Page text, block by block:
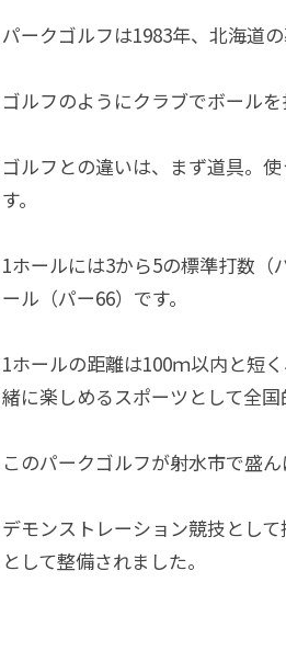
パークゴルフは1983年、北海道
ゴルフのようにクラブでボール
ゴルフとの違いは、まず道具。
す。
1ホールには3から5の標準打数（
ール（パー66）です。
1ホールの距離は100ｍ以内と短
緒に楽しめるスポーツとして全国
このパークゴルフが射水市で盛
デモンストレーション競技とし
として整備されました。